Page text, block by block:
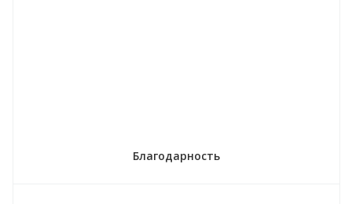
Благодарность